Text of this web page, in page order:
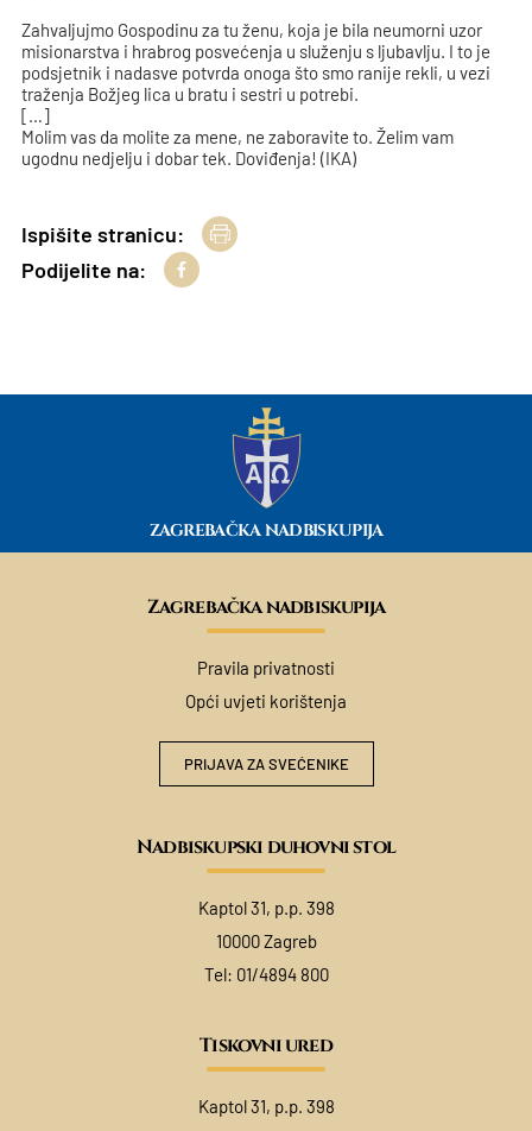
Zahvaljujmo Gospodinu za tu ženu, koja je bila neumorni uzor
misionarstva i hrabrog posvećenja u služenju s ljubavlju. I to je
podsjetnik i nadasve potvrda onoga što smo ranije rekli, u vezi
traženja Božjeg lica u bratu i sestri u potrebi.
[…]
Molim vas da molite za mene, ne zaboravite to. Želim vam
ugodnu nedjelju i dobar tek. Doviđenja! (IKA)
Ispišite stranicu:
Podijelite na:
ZAGREBAČKA NADBISKUPIJA
Zagrebačka nadbiskupija
Pravila privatnosti
Opći uvjeti korištenja
PRIJAVA ZA SVEĆENIKE
Nadbiskupski duhovni stol
Kaptol 31, p.p. 398
10000 Zagreb
Tel: 01/4894 800
Tiskovni ured
Kaptol 31, p.p. 398